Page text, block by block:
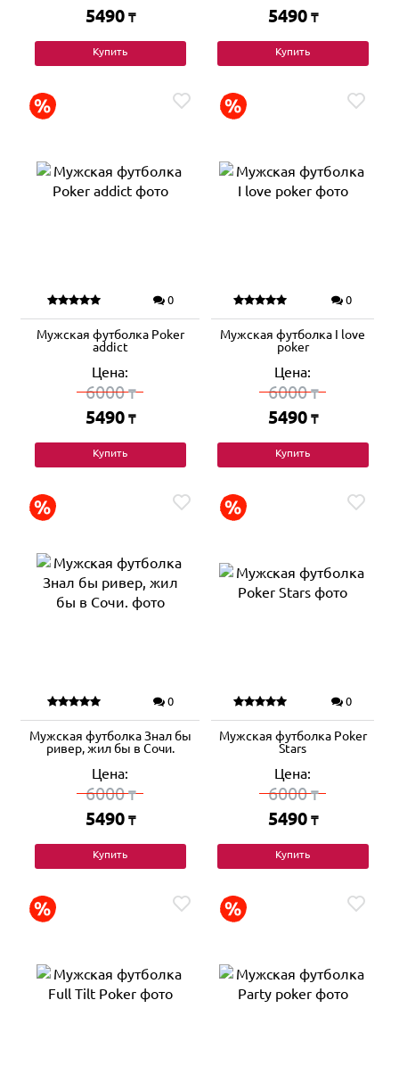
5490 ₸
Купить
5490 ₸
Купить
0
Мужская футболка Poker
addict
Цена:
6000₸
5490 ₸
Купить
0
Мужская футболка I love
poker
Цена:
6000₸
5490 ₸
Купить
0
Мужская футболка Знал бы
ривер, жил бы в Сочи.
Цена:
6000₸
5490 ₸
Купить
0
Мужская футболка Poker
Stars
Цена:
6000₸
5490 ₸
Купить